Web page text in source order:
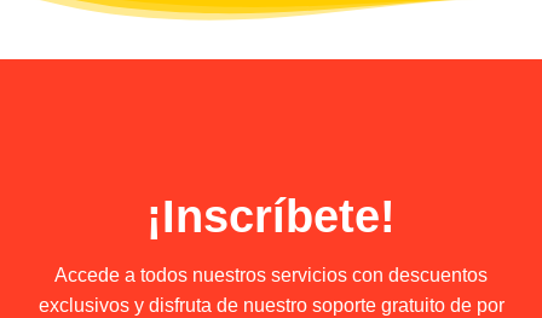
¡Inscríbete!
Accede a todos nuestros servicios con descuentos
exclusivos y disfruta de nuestro soporte gratuito de por